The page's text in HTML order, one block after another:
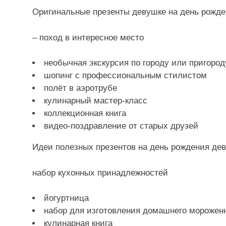
Оригинальные презенты девушке на день
– поход в интересное место
необычная экскурсия по городу или
шопинг с профессиональным стилистом
полёт в аэротрубе
кулинарный мастер-класс
коллекционная книга
видео-поздравление от старых друзей
Идеи полезных презентов на день рождения
набор кухонных принадлежностей
йогуртница
набор для изготовления домашнего
кулинарная книга